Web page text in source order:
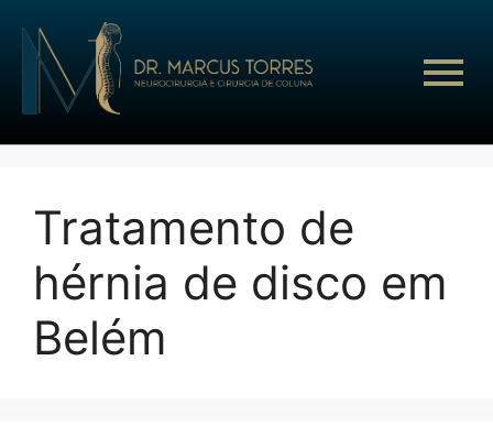
Tratamento de
hérnia de disco em
Belém